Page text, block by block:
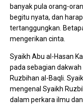
banyak pula orang-
begitu nyata, dan
tertanggungkan.
mengerikan cinta.
Syaikh Abu al-Hasan
pada sebagian
Ruzbihan al-Baqli.
mengenal Syaikh
dalam perkara ilmu